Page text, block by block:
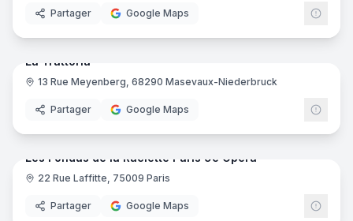
Partager Google Maps
18
La Trattoria
13 Rue Meyenberg, 68290 Masevaux-Niederbruck
Partager Google Maps
16
Les Fondus de la Raclette Paris 9e Opéra
22 Rue Laffitte, 75009 Paris
Partager Google Maps
12